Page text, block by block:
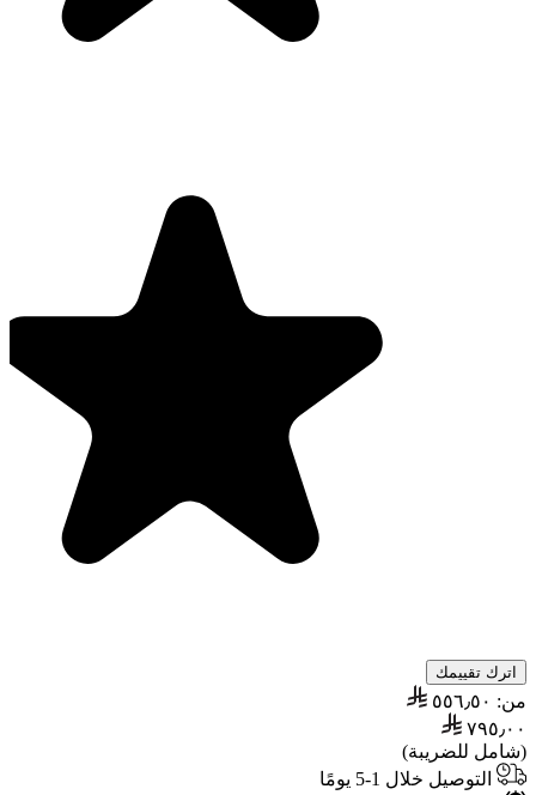
اترك تقييمك
من: ٥٥٦٫٥٠
٧٩٥٫٠٠
(شامل للضريبة)
التوصيل خلال 1-5 يومًا